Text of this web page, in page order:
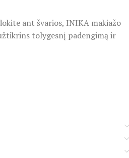
ant švarios, INIKA makiažo
tolygesnį padengimą ir